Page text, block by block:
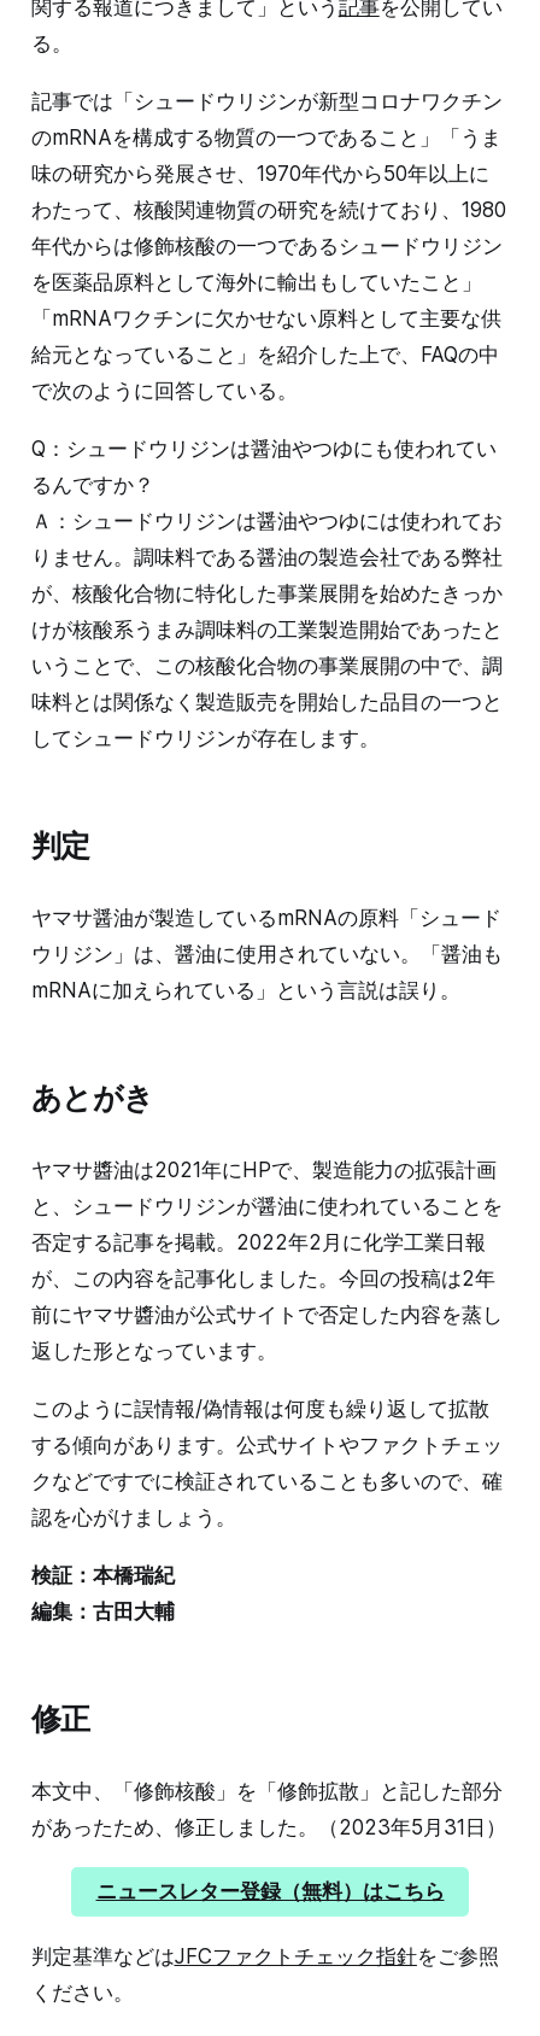
関する報道につきまして」という 記事を公開してい
る。
記事では「シュードウリジンが新型コロナワクチン
のmRNAを構成する物質の一つであること」「うま
味の研究から発展させ、1970年代から50年以上に
わたって、核酸関連物質の研究を続けており、1980
年代からは修飾核酸の一つであるシュードウリジン
を医薬品原料として海外に輸出もしていたこと」
「mRNAワクチンに欠かせない原料として主要な供
給元となっていること」を紹介した上で、FAQの中
で次のように回答している。
Q：シュードウリジンは醤油やつゆにも使われてい
るんですか？
Ａ：シュードウリジンは醤油やつゆには使われてお
りません。調味料である醤油の製造会社である弊社
が、核酸化合物に特化した事業展開を始めたきっか
けが核酸系うまみ調味料の工業製造開始であったと
いうことで、この核酸化合物の事業展開の中で、調
味料とは関係なく製造販売を開始した品目の一つと
してシュードウリジンが存在します。
判定
ヤマサ醤油が製造しているmRNAの原料「シュード
ウリジン」は、醤油に使用されていない。「醤油も
mRNAに加えられている」という言説は誤り。
あとがき
ヤマサ醬油は2021年にHPで、製造能力の拡張計画
と、シュードウリジンが醤油に使われていることを
否定する記事を掲載。2022年2月に化学工業日報
が、この内容を記事化しました。今回の投稿は2年
前にヤマサ醬油が公式サイトで否定した内容を蒸し
返した形となっています。
このように誤情報/偽情報は何度も繰り返して拡散
する傾向があります。公式サイトやファクトチェッ
クなどですでに検証されていることも多いので、確
認を心がけましょう。
検証：本橋瑞紀
編集：古田大輔
修正
本文中、「修飾核酸」を「修飾拡散」と記した部分
があったため、修正しました。（2023年5月31日）
ニュースレター登録（無料）はこちら
判定基準などはJFCファクトチェック指針をご参照
ください。